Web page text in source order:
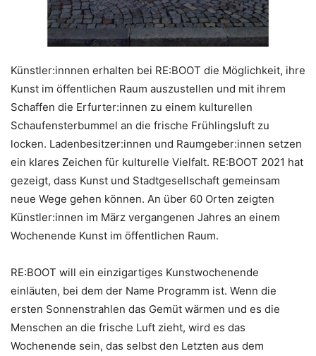
Künstler:innnen erhalten bei RE:BOOT die Möglichkeit, ihre
Kunst im öffentlichen Raum auszustellen und mit ihrem
Schaffen die Erfurter:innen zu einem kulturellen
Schaufensterbummel an die frische Frühlingsluft zu
locken. Ladenbesitzer:innen und Raumgeber:innen setzen
ein klares Zeichen für kulturelle Vielfalt. RE:BOOT 2021 hat
gezeigt, dass Kunst und Stadtgesellschaft gemeinsam
neue Wege gehen können. An über 60 Orten zeigten
Künstler:innen im März vergangenen Jahres an einem
Wochenende Kunst im öffentlichen Raum.
RE:BOOT will ein einzigartiges Kunstwochenende
einläuten, bei dem der Name Programm ist. Wenn die
ersten Sonnenstrahlen das Gemüt wärmen und es die
Menschen an die frische Luft zieht, wird es das
Wochenende sein, das selbst den Letzten aus dem